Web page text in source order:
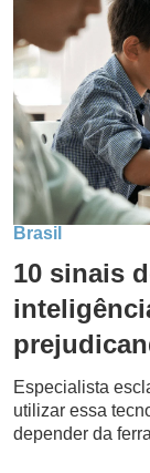
Brasil
10 sinais
Especialista
utilizar essa
depender da